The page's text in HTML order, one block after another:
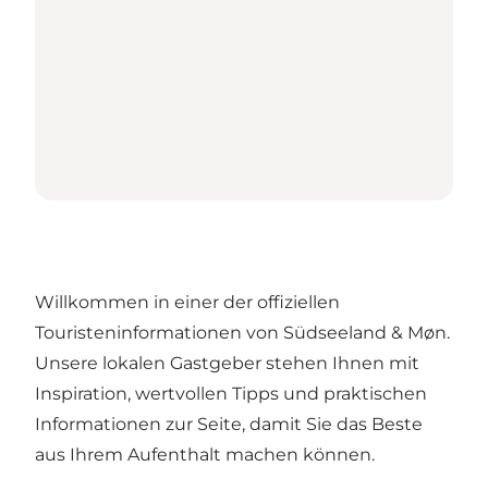
Willkommen in einer der offiziellen
Touristeninformationen von Südseeland & Møn.
Unsere lokalen Gastgeber stehen Ihnen mit
Inspiration, wertvollen Tipps und praktischen
Informationen zur Seite, damit Sie das Beste
aus Ihrem Aufenthalt machen können.